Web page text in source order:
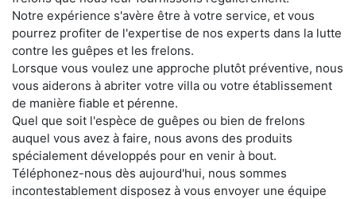
Notre expérience s'avère être à votre service, et vous
pourrez profiter de l'expertise de nos experts dans la lutte
contre les guêpes et les frelons.
Lorsque vous voulez une approche plutôt préventive, nous
vous aiderons à abriter votre villa ou votre établissement
de manière fiable et pérenne.
Quel que soit l'espèce de guêpes ou bien de frelons
auquel vous avez à faire, nous avons des produits
spécialement développés pour en venir à bout.
Téléphonez-nous dès aujourd'hui, nous sommes
incontestablement disposez à vous envoyer une équipe